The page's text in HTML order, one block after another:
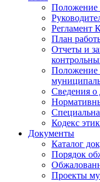
Регламент
План
Отчеты и
Положение
Сведения о
Кодекс
Документы
Каталог
Порядок
Проекты